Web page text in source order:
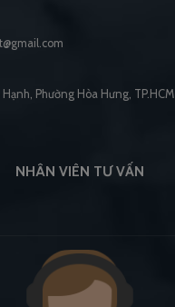
Phường Hòa Hưng, TP.HCM
NHÂN VIÊN TƯ VẤN